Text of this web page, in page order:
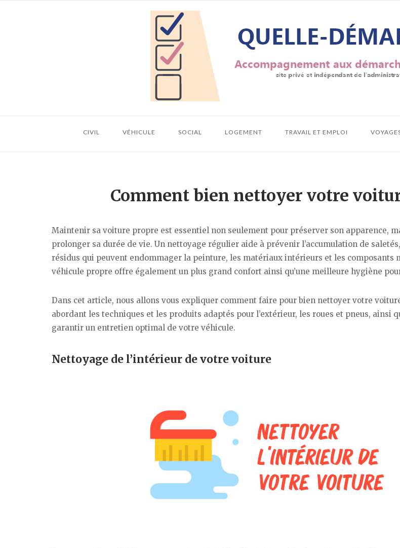
Home
CIVIL VÉHICULE SOCIAL LOGEMENT TRAVAIL ET EMPLOI
Comment bien nettoyer votre
Maintenir sa voiture propre est essentiel non seulement pour préserver son apparence,
prolonger sa durée de vie. Un nettoyage régulier aide à prévenir l’accumulation de
résidus qui peuvent endommager la peinture, les matériaux intérieurs et les composants
véhicule propre offre également un plus grand confort ainsi qu’une meilleure hygiène
Dans cet article, nous allons vous expliquer comment faire pour bien nettoyer votre
abordant les techniques et les produits adaptés pour l’extérieur, les roues et pneus, ainsi
garantir un entretien optimal de votre véhicule.
Nettoyage de l’intérieur de votre voiture